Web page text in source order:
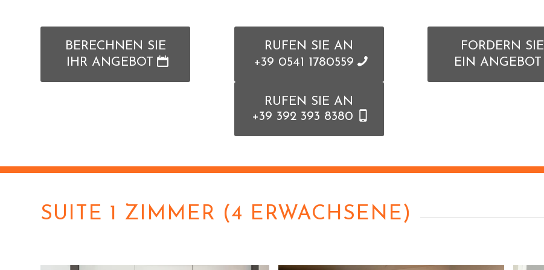
BERECHNEN SIE
IHR ANGEBOT
RUFEN SIE AN
+39 0541 1780559
RUFEN SIE AN
+39 392 393 8380
FORDERN SIE
EIN ANGEBOT
SUITE 1 ZIMMER (4 ERWACHSENE)